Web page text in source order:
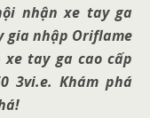
nhận xe tay ga
gia nhập Oriflame
tay ga cao cấp
3vi.e. Khám phá